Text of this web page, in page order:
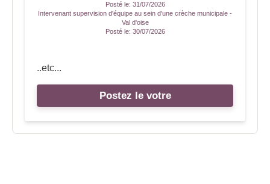
Posté le: 31/07/2026
Intervenant supervision d'équipe au sein d'une crèche municipale -
Val d'oise
Posté le: 30/07/2026
..etc...
Postez le votre